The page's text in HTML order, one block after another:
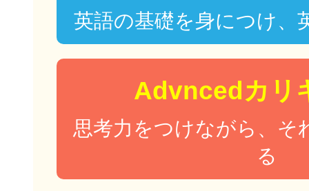
英語の基礎を身につけ、
Advncedカリ
思考力をつけながら、そ
る